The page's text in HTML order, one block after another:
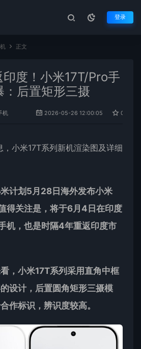
登录
正文
度！小米17T/Pro手
：后置矩形三摄
机 2026-05-26 12:00:05 0
小米17T系列新机渲染图及详细
计划5月28日海外发布小米
得关注是，将于6月4日在印度
机，也是时隔4年重返印度市
，小米17T系列采用直角中框
设计，后置圆角矩形三摄模
作标识，辨识度较高。